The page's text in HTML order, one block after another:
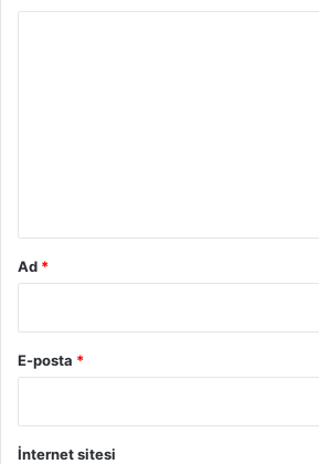
Ad *
E-posta *
İnternet sitesi